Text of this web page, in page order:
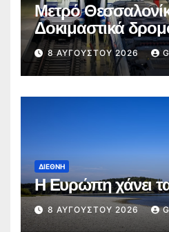
Μετρό
Δοκιμαστικά
Καλαμαριά
8 ΑΥΓΟΎΣΤΟΥ 2026
ΔΙΕΘΝΉ
Η Ευρώπη χάνει
8 ΑΥΓΟΎΣΤΟΥ 2026